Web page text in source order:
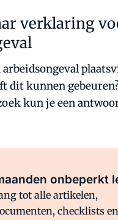
verklaring
arbeidsongeval
dit kunnen
kun je een
onbeperkt
tot alle artikelen,
checklists